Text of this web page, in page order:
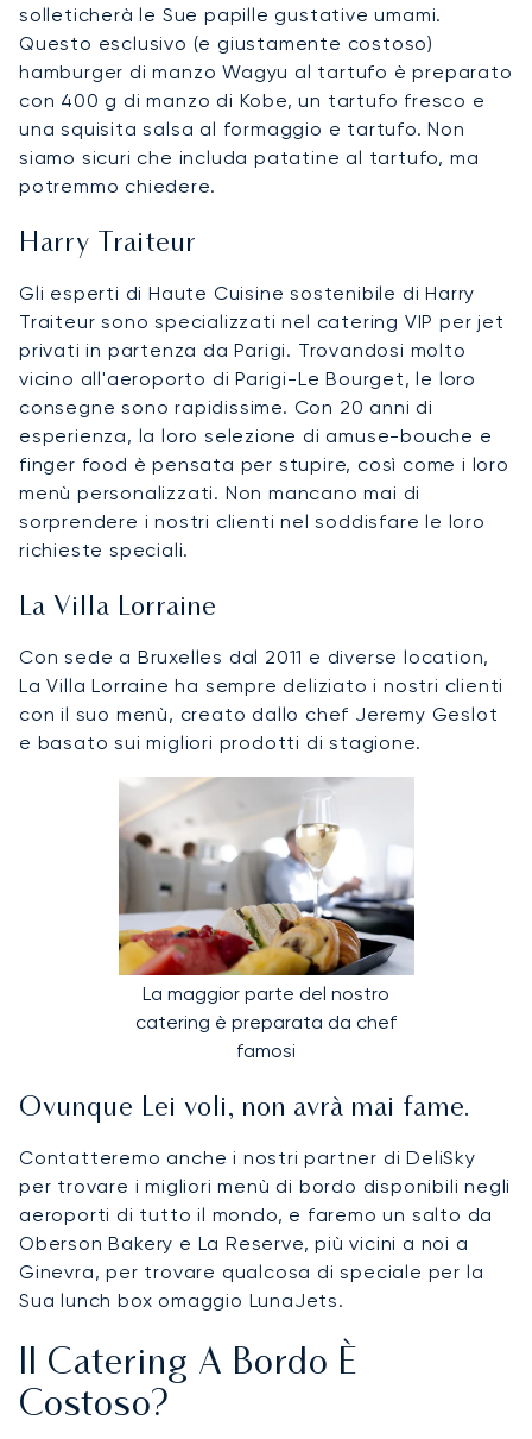
solleticherà le Sue papille gustative umami.
Questo esclusivo (e giustamente costoso)
hamburger di manzo Wagyu al tartufo è preparato
con 400 g di manzo di Kobe, un tartufo fresco e
una squisita salsa al formaggio e tartufo. Non
siamo sicuri che includa patatine al tartufo, ma
potremmo chiedere.
Harry Traiteur
Gli esperti di Haute Cuisine sostenibile di Harry
Traiteur sono specializzati nel catering VIP per jet
privati in partenza da Parigi. Trovandosi molto
vicino all'aeroporto di Parigi-Le Bourget, le loro
consegne sono rapidissime. Con 20 anni di
esperienza, la loro selezione di amuse-bouche e
finger food è pensata per stupire, così come i loro
menù personalizzati. Non mancano mai di
sorprendere i nostri clienti nel soddisfare le loro
richieste speciali.
La Villa Lorraine
Con sede a Bruxelles dal 2011 e diverse location,
La Villa Lorraine ha sempre deliziato i nostri clienti
con il suo menù, creato dallo chef Jeremy Geslot
e basato sui migliori prodotti di stagione.
La maggior parte del nostro
catering è preparata da chef
famosi
Ovunque Lei voli, non avrà mai fame.
Contatteremo anche i nostri partner di DeliSky
per trovare i migliori menù di bordo disponibili negli
aeroporti di tutto il mondo, e faremo un salto da
Oberson Bakery e La Reserve, più vicini a noi a
Ginevra, per trovare qualcosa di speciale per la
Sua lunch box omaggio LunaJets.
Il Catering A Bordo È
Costoso?